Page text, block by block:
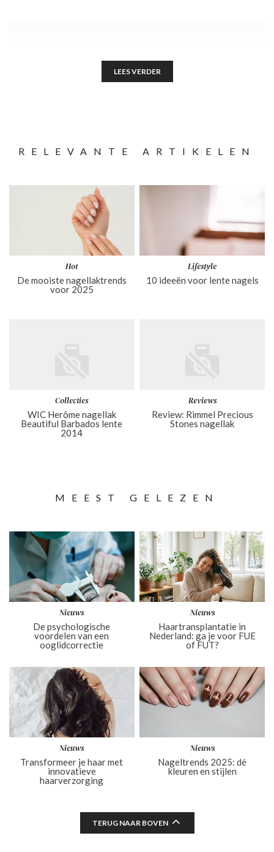
LEES VERDER
RELEVANTE ARTIKELEN
Hot
De mooiste nagellaktrends
voor 2025
Lifestyle
10 ideeën voor lente nagels
Collecties
WIC Herôme nagellak
Beautiful Barbados lente
2014
Reviews
Review: Rimmel Precious
Stones nagellak
MEEST GELEZEN
Nieuws
De psychologische
voordelen van een
ooglidcorrectie
Nieuws
Haartransplantatie in
Nederland: ga je voor FUE
of FUT?
Nieuws
Transformeer je haar met
innovatieve
haarverzorging
Nieuws
Nageltrends 2025: dé
kleuren en stijlen
TERUG NAAR BOVEN